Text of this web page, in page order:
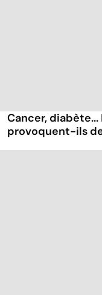
Cancer,
provoquent-ils